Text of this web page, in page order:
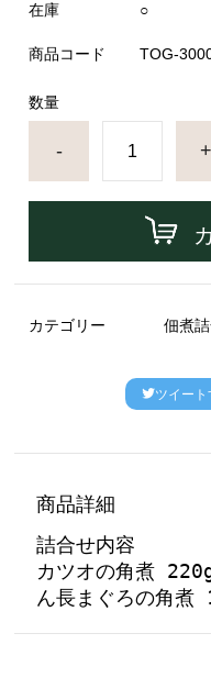
在庫 ○
商品コード TOG-
数量
- +
カテゴリー 佃煮
ツイート
商品詳細
詰合せ内容
カツオの角煮
ん長まぐろの角煮